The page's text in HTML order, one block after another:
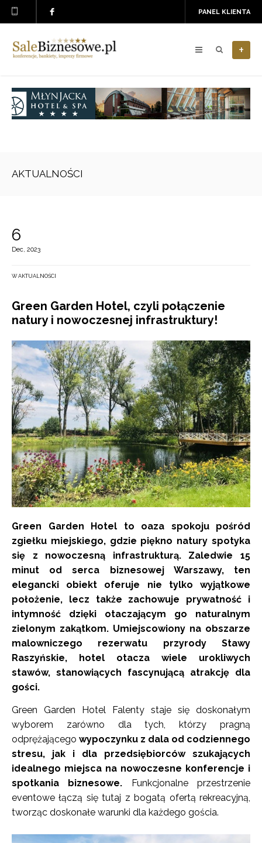
PANEL KLIENTA
+
AKTUALNOŚCI
6
Dec, 2023
W AKTUALNOŚCI
Green Garden Hotel, czyli połączenie
natury i nowoczesnej infrastruktury!
Green Garden Hotel to oaza spokoju pośród
zgiełku miejskiego, gdzie piękno natury spotyka
się z nowoczesną infrastrukturą. Zaledwie 15
minut od serca biznesowej Warszawy, ten
elegancki obiekt oferuje nie tylko wyjątkowe
położenie, lecz także zachowuje prywatność i
intymność dzięki otaczającym go naturalnym
zielonym zakątkom. Umiejscowiony na obszarze
malowniczego rezerwatu przyrody Stawy
Raszyńskie, hotel otacza wiele urokliwych
stawów, stanowiących fascynującą atrakcję dla
gości.
Green Garden Hotel Falenty staje się doskonałym
wyborem zarówno dla tych, którzy pragną
odprężającego wypoczynku z dala od codziennego
stresu, jak i dla przedsiębiorców szukających
idealnego miejsca na nowoczesne konferencje i
spotkania biznesowe.
Funkcjonalne przestrzenie
eventowe łączą się tutaj z bogatą ofertą rekreacyjną,
tworząc doskonałe warunki dla każdego gościa.